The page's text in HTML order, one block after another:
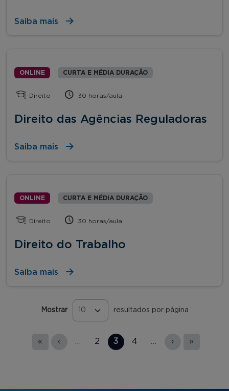
Saiba mais
ONLINE CURTA E MÉDIA DURAÇÃO
Direito 30 horas/aula
Direito das Agências Reguladoras
Saiba mais
ONLINE CURTA E MÉDIA DURAÇÃO
Direito 30 horas/aula
Direito do Trabalho
Saiba mais
Mostrar resultados por página
« ‹ 2 3 4 › »